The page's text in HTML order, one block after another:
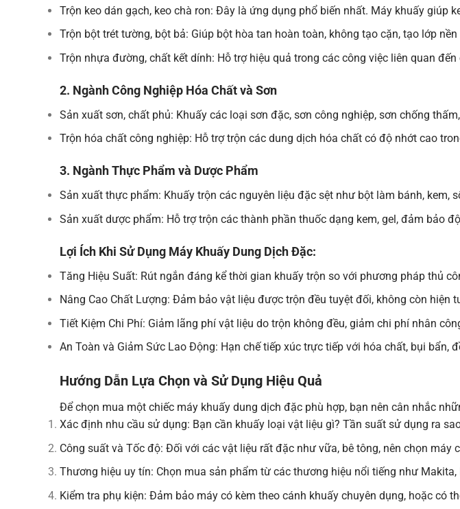
Trộn keo dán gạch, keo chà ron: Đây là ứng dụng phổ biến nhất. Máy khuấy
Trộn bột trét tường, bột bả: Giúp bột hòa tan hoàn toàn, không tạo cặn, tạo lớp
Trộn nhựa đường, chất kết dính: Hỗ trợ hiệu quả trong các công việc liên quan
2. Ngành Công Nghiệp Hóa Chất và Sơn
Sản xuất sơn, chất phủ: Khuấy các loại sơn đặc, sơn công nghiệp, sơn chống
Trộn hóa chất công nghiệp: Hỗ trợ trộn các dung dịch hóa chất có độ nhớt cao
3. Ngành Thực Phẩm và Dược Phẩm
Sản xuất thực phẩm: Khuấy trộn các nguyên liệu đặc sệt như bột làm bánh,
Sản xuất dược phẩm: Hỗ trợ trộn các thành phần thuốc dạng kem, gel, đảm bảo
Lợi Ích Khi Sử Dụng Máy Khuấy Dung Dịch Đặc:
Tăng Hiệu Suất: Rút ngắn đáng kể thời gian khuấy trộn so với phương pháp thủ
Nâng Cao Chất Lượng: Đảm bảo vật liệu được trộn đều tuyệt đối, không còn
Tiết Kiệm Chi Phí: Giảm lãng phí vật liệu do trộn không đều, giảm chi phí nhân
An Toàn và Giảm Sức Lao Động: Hạn chế tiếp xúc trực tiếp với hóa chất, bụi
Hướng Dẫn Lựa Chọn và Sử Dụng Hiệu Quả
Để chọn mua một chiếc máy khuấy dung dịch đặc phù hợp, bạn nên cân nhắc
Xác định nhu cầu sử dụng: Bạn cần khuấy loại vật liệu gì? Tần suất sử dụng ra
Công suất và Tốc độ: Đối với các vật liệu rất đặc như vữa, bê tông, nên chọn
Thương hiệu uy tín: Chọn mua sản phẩm từ các thương hiệu nổi tiếng như
Kiểm tra phụ kiện: Đảm bảo máy có kèm theo cánh khuấy chuyên dụng, hoặc có